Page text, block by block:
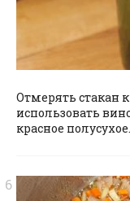
Отмерять стакан
использовать
красное полусухое.